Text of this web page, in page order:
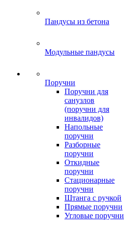
Пандусы из бетона
Модульные пандусы
Поручни
Поручни для
санузлов
(поручни для
инвалидов)
Напольные
поручни
Разборные
поручни
Откидные
поручни
Стационарные
поручни
Штанга с ручкой
Прямые поручни
Угловые поручни